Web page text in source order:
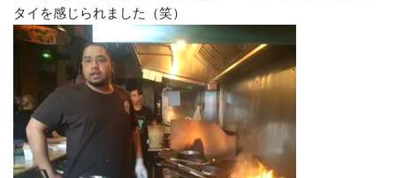
タイを感じられました（笑）